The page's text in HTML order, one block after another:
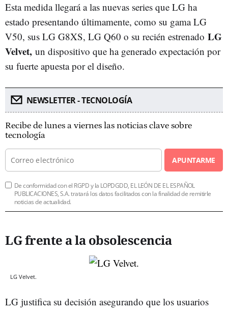
Esta medida llegará a las nuevas series que LG ha
estado presentando últimamente, como su gama LG
V50, sus LG G8XS, LG Q60 o su recién estrenado LG
Velvet, un dispositivo que ha generado expectación por
su fuerte apuesta por el diseño.
NEWSLETTER - TECNOLOGÍA
Recibe de lunes a viernes las noticias clave sobre
tecnología
APUNTARME
De conformidad con el RGPD y la LOPDGDD, EL LEÓN DE EL ESPAÑOL
PUBLICACIONES, S.A. tratará los datos facilitados con la finalidad de remitirle
noticias de actualidad.
LG frente a la obsolescencia
LG Velvet.
LG justifica su decisión asegurando que los usuarios